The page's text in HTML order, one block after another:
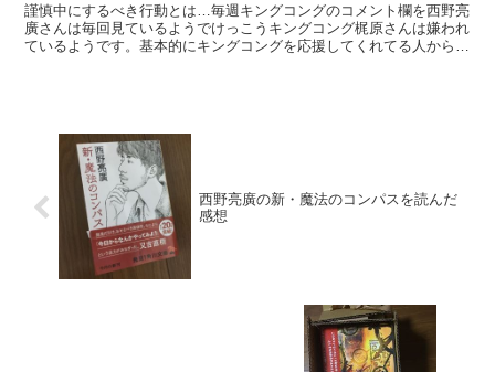
謹慎中にするべき行動とは…毎週キングコングのコメント欄を西野亮
廣さんは毎回見ているようでけっこうキングコング梶原さんは嫌われ
ているようです。基本的にキングコングを応援してくれてる人からの
西野亮廣の新・魔法のコンパスを読んだ
感想